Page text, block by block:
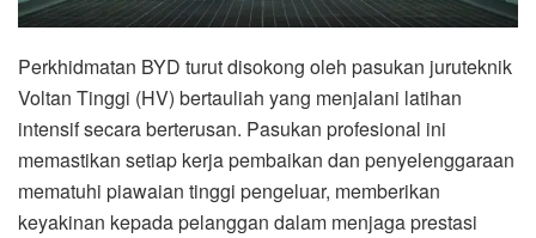
Perkhidmatan BYD turut disokong oleh pasukan juruteknik
Voltan Tinggi (HV) bertauliah yang menjalani latihan
intensif secara berterusan. Pasukan profesional ini
memastikan setiap kerja pembaikan dan penyelenggaraan
mematuhi piawaian tinggi pengeluar, memberikan
keyakinan kepada pelanggan dalam menjaga prestasi